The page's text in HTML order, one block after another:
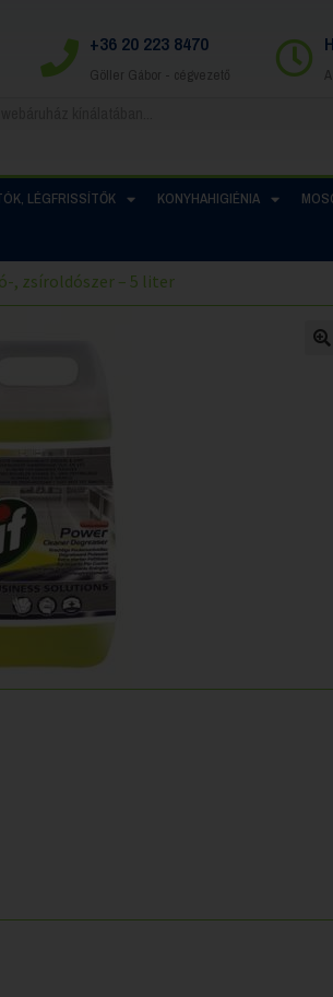
+36 20 223 8470
Göller Gábor - cégvezető
LÉGFRISSÍTŐK KONYHAHIGIÉNIA
, zsíroldószer – 5 liter